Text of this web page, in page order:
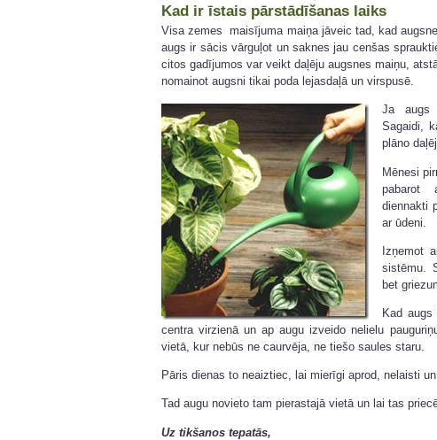
Kad ir īstais pārstādīšanas laiks
Visa zemes maisījuma maiņa jāveic tad, kad
augs ir sācis vārguļot un saknes jau cenšas
citos gadījumos var veikt daļēju augsnes maiņu,
nomainot augsni tikai poda lejasdaļā un virspusē.
Ja augs
Sagaidi,
plāno
Mēnesi
pabarot
diennakti
ar ūdeni.
Izņemot
sistēmu.
bet
Kad
centra virzienā un ap augu izveido nelielu
vietā, kur nebūs ne caurvēja, ne tiešo saules staru.
Pāris dienas to neaiztiec, lai mierīgi aprod, nelaisti
Tad augu novieto tam pierastajā vietā un lai tas
Uz tikšanos tepatās,